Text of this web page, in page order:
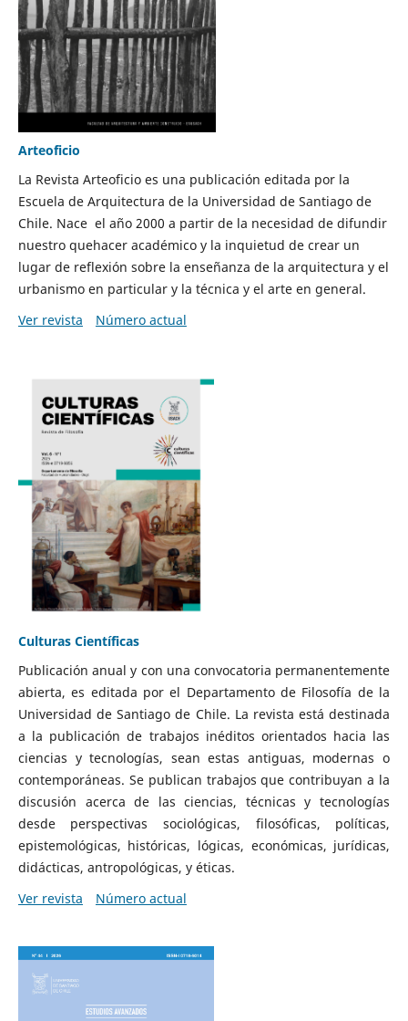
Arteoficio
La Revista Arteoficio es una publicación editada por la
Escuela de Arquitectura de la Universidad de Santiago de
Chile. Nace el año 2000 a partir de la necesidad de difundir
nuestro quehacer académico y la inquietud de crear un
lugar de reflexión sobre la enseñanza de la arquitectura y el
urbanismo en particular y la técnica y el arte en general.
Ver revista
Número actual
Culturas Científicas
Publicación anual y con una convocatoria permanentemente
abierta, es editada por el Departamento de Filosofía de la
Universidad de Santiago de Chile. La revista está destinada
a la publicación de trabajos inéditos orientados hacia las
ciencias y tecnologías, sean estas antiguas, modernas o
contemporáneas. Se publican trabajos que contribuyan a la
discusión acerca de las ciencias, técnicas y tecnologías
desde perspectivas sociológicas, filosóficas, políticas,
epistemológicas, históricas, lógicas, económicas, jurídicas,
didácticas, antropológicas, y éticas.
Ver revista
Número actual